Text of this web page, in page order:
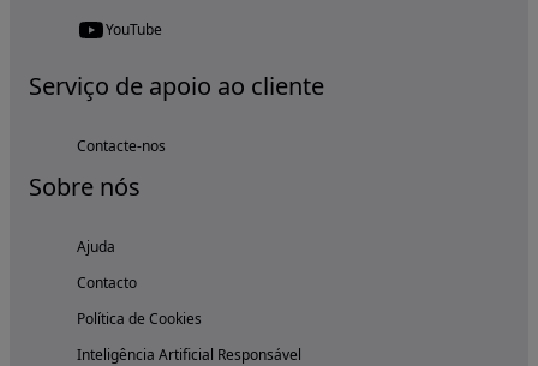
YouTube
Serviço de apoio ao cliente
Contacte-nos
Sobre nós
Ajuda
Contacto
Política de Cookies
Inteligência Artificial Responsável